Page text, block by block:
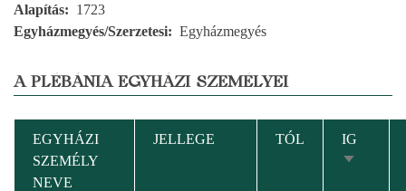
Alapítás
1723
Egyházmegyés/Szerzetesi
Egyházmegyés
A PLÉBÁNIA EGYHÁZI SZEMÉLYEI
EGYHÁZI
SZEMÉLY
NEVE
JELLEGE TÓL
IG